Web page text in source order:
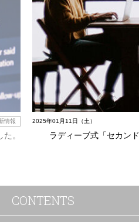
情報
。
2025年01月11日（土）
ラディーブ式「セカン
CONTENTS